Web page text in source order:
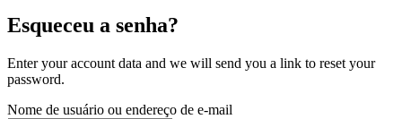
Esqueceu a senha?
Enter your account data and we will send you a link to reset your
password.
Nome de usuário ou endereço de e-mail